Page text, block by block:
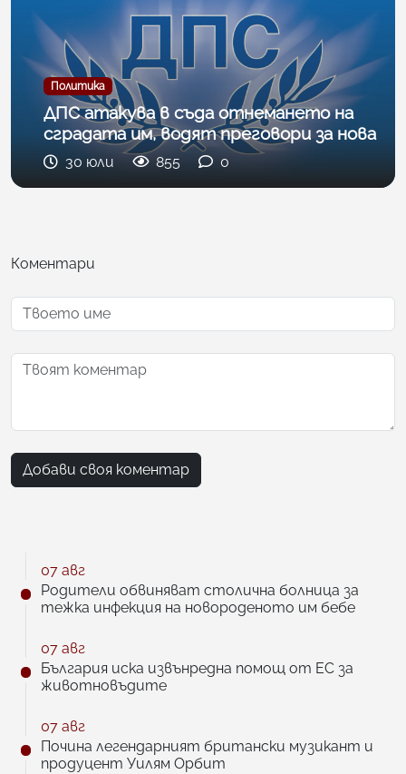
Политика
ДПС атакува в съда отнемането на
сградата им, водят преговори за нова
30 юли 855 0
Коментари
Добави своя коментар
07 авг
Родители обвиняват столична болница за
тежка инфекция на новороденото им бебе
07 авг
България иска извънредна помощ от ЕС за
животновъдите
07 авг
Почина легендарният британски музикант и
продуцент Уилям Орбит